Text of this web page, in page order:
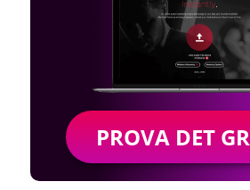
PROVA DET